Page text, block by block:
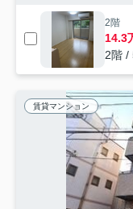
2階
14.3
2階 /
賃貸マンション